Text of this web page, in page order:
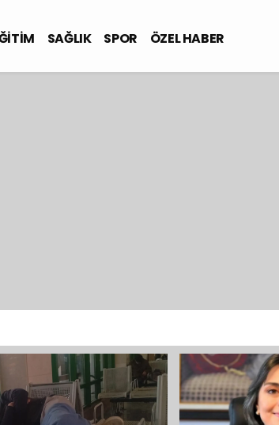
SAĞLIK SPOR ÖZEL HABER